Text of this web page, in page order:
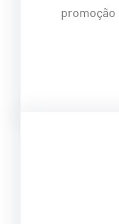
promoção